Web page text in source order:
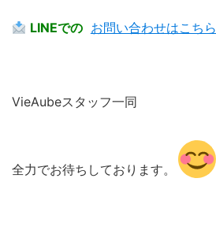
LINEでの お問い合わせはこちら
VieAubeスタッフ一同
全力でお待ちしております。